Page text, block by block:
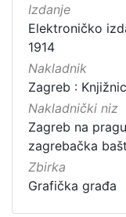
Izdanje
Elektroničko
1914
Nakladnik
Zagreb :
Nakladnički niz
Zagreb na
zagrebačka
Zbirka
Grafička građa